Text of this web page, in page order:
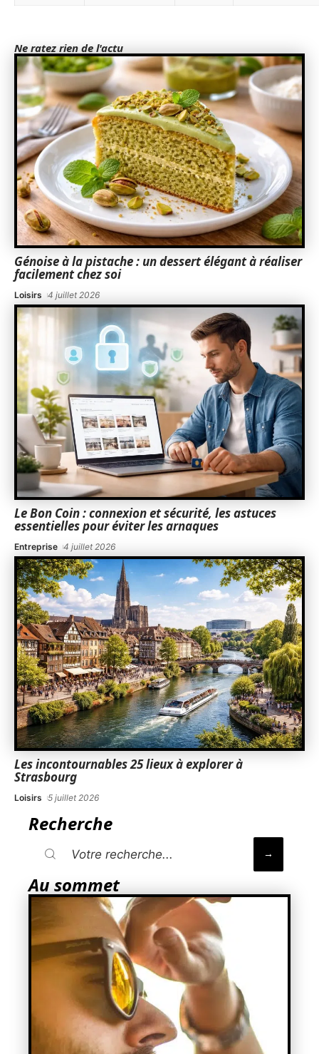
Ne ratez rien de l'actu
Génoise à la pistache : un dessert élégant à réaliser
facilement chez soi
Loisirs 4 juillet 2026
Le Bon Coin : connexion et sécurité, les astuces
essentielles pour éviter les arnaques
Entreprise 4 juillet 2026
Les incontournables 25 lieux à explorer à
Strasbourg
Loisirs 5 juillet 2026
Recherche
Au sommet